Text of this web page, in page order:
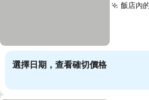
飯店內
選擇日期，查看確切價格